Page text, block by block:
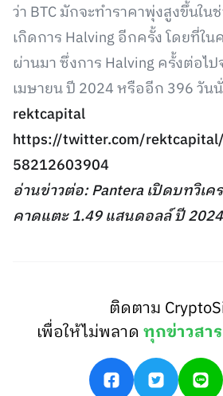
ว่า BTC มักจะทำราคาพุ่งสูงขึ้นใ
เกิดการ Halving อีกครั้ง โดยที่ใ
ผ่านมา ซึ่งการ Halving คร้้งต่อไ
เมษายน ปี 2024 หรืออีก 396 วัน
rektcapital
https://twitter.com/
58212603904
อ่านข่าวต่อ: Pantera เปิดบทวิเ
คาดแตะ 1.49 แสนดอลล์ ปี 2024
ติดตาม
เพื่อให้ไม่พลาดทุกข่าวสาร